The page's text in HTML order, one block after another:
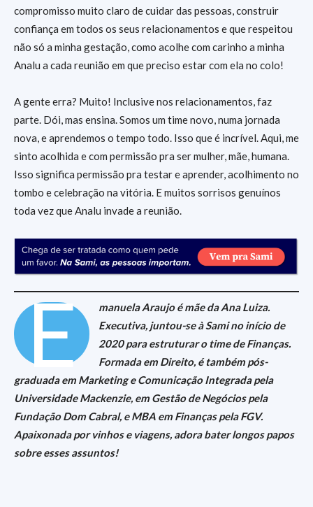
compromisso muito claro de cuidar das pessoas, construir
confiança em todos os seus relacionamentos e que respeitou
não só a minha gestação, como acolhe com carinho a minha
Analu a cada reunião em que preciso estar com ela no colo!
A gente erra? Muito! Inclusive nos relacionamentos, faz
parte. Dói, mas ensina. Somos um time novo, numa jornada
nova, e aprendemos o tempo todo. Isso que é incrível. Aqui, me
sinto acolhida e com permissão pra ser mulher, mãe, humana.
Isso significa permissão pra testar e aprender, acolhimento no
tombo e celebração na vitória. E muitos sorrisos genuínos
toda vez que Analu invade a reunião.
E
manuela Araujo é mãe da Ana Luiza.
Executiva, juntou-se à Sami no início de
2020 para estruturar o time de Finanças.
Formada em Direito, é também pós-
graduada em Marketing e Comunicação Integrada pela
Universidade Mackenzie, em Gestão de Negócios pela
Fundação Dom Cabral, e MBA em Finanças pela FGV.
Apaixonada por vinhos e viagens, adora bater longos papos
sobre esses assuntos!